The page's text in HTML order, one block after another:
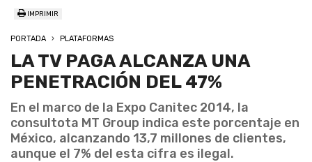
IMPRIMIR
PORTADA PLATAFORMAS
LA TV PAGA ALCANZA UNA
PENETRACIÓN DEL 47%
En el marco de la Expo Canitec 2014, la
consultota MT Group indica este porcentaje en
México, alcanzando 13,7 millones de clientes,
aunque el 7% del esta cifra es ilegal.